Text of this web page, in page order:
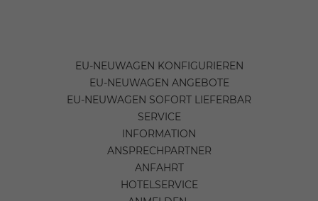
EU-NEUWAGEN KONFIGURIEREN
EU-NEUWAGEN ANGEBOTE
EU-NEUWAGEN SOFORT LIEFERBAR
SERVICE
INFORMATION
ANSPRECHPARTNER
ANFAHRT
HOTELSERVICE